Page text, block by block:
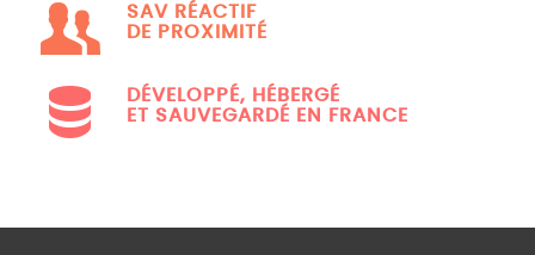
SAV RÉACTIF
DE PROXIMITÉ
DÉVELOPPÉ, HÉBERGÉ
ET SAUVEGARDÉ EN FRANCE